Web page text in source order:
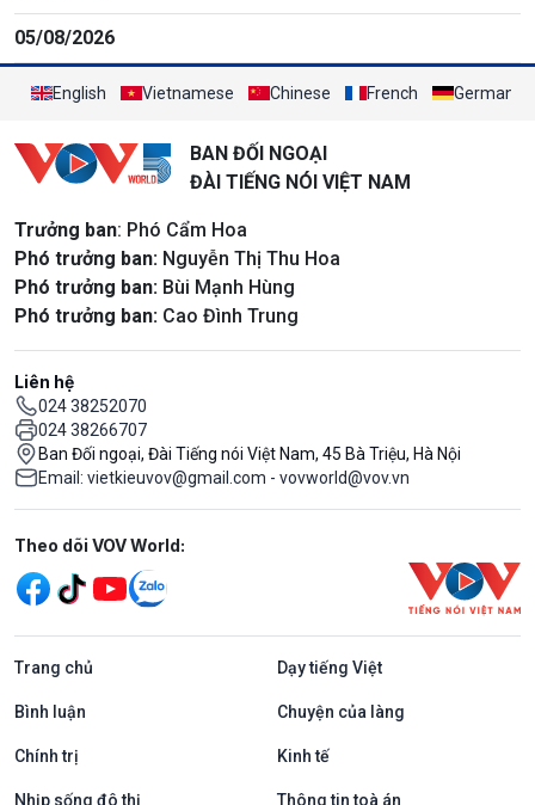
05/08/2026
English Vietnamese Chinese French German
BAN ĐỐI NGOẠI
ĐÀI TIẾNG NÓI VIỆT NAM
Trưởng ban: Phó Cẩm Hoa
Phó trưởng ban: Nguyễn Thị Thu Hoa
Phó trưởng ban: Bùi Mạnh Hùng
Phó trưởng ban: Cao Đình Trung
Liên hệ
024 38252070
024 38266707
Ban Đối ngoại, Đài Tiếng nói Việt Nam, 45 Bà Triệu, Hà Nội
Email: vietkieuvov@gmail.com - vovworld@vov.vn
Mạng xã hội
Theo dõi VOV World:
Trang chủ Dạy tiếng Việt
Bình luận Chuyện của làng
Chính trị Kinh tế
Nhịp sống đô thị Thông tin toà án